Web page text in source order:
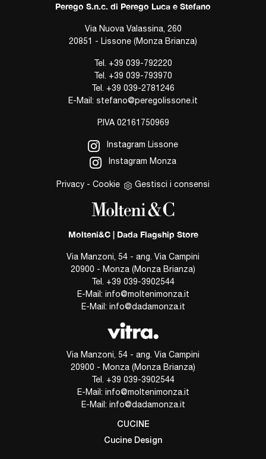
Perego S.n.c. di Perego Luca e Stefano
Via Nuova Valassina, 260
20851 - Lissone (Monza Brianza)
Tel. +39 039-792220
Tel. +39 039-793970
Tel. +39 039-2781246
E-Mail: stefano@peregolissone.it
P.IVA 02161750969
Instagram Lissone
Instagram Monza
Privacy - Cookie Gestisci i consensi
Molteni&C | Dada Flagship Store
Via Manzoni, 54 - ang. Via Campini
20900 - Monza (Monza Brianza)
Tel. +39 039-3902544
E-Mail: info@moltenimonza.it
E-Mail: info@dadamonza.it
Via Manzoni, 54 - ang. Via Campini
20900 - Monza (Monza Brianza)
Tel. +39 039-3902544
E-Mail: info@moltenimonza.it
E-Mail: info@dadamonza.it
CUCINE
Cucine Design